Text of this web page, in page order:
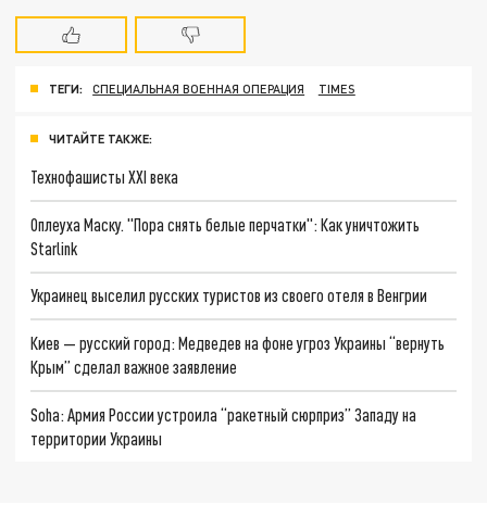
ТЕГИ: СПЕЦИАЛЬНАЯ ВОЕННАЯ ОПЕРАЦИЯ TIMES
ЧИТАЙТЕ ТАКЖЕ:
Технофашисты XXI века
Оплеуха Маску. "Пора снять белые перчатки": Как уничтожить
Starlink
Украинец выселил русских туристов из своего отеля в Венгрии
Киев — русский город: Медведев на фоне угроз Украины “вернуть
Крым” сделал важное заявление
Soha: Армия России устроила “ракетный сюрприз” Западу на
территории Украины